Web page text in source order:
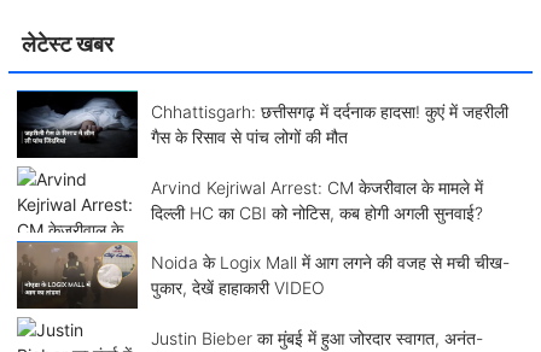
लेटेस्ट खबर
Chhattisgarh: छत्तीसगढ़ में दर्दनाक हादसा! कुएं में जहरीली
गैस के रिसाव से पांच लोगों की मौत
Arvind Kejriwal Arrest: CM केजरीवाल के मामले में
दिल्ली HC का CBI को नोटिस, कब होगी अगली सुनवाई?
Noida के Logix Mall में आग लगने की वजह से मची चीख-
पुकार, देखें हाहाकारी VIDEO
Justin Bieber का मुंबई में हुआ जोरदार स्वागत, अनंत-